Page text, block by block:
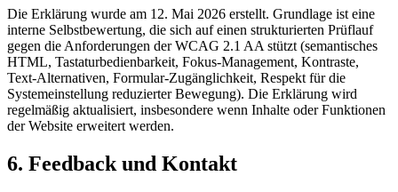
Die Erklärung wurde am 12. Mai 2026 erstellt. Grundlage ist eine
interne Selbstbewertung, die sich auf einen strukturierten Prüflauf
gegen die Anforderungen der WCAG 2.1 AA stützt (semantisches
HTML, Tastaturbedienbarkeit, Fokus-Management, Kontraste,
Text-Alternativen, Formular-Zugänglichkeit, Respekt für die
Systemeinstellung reduzierter Bewegung). Die Erklärung wird
regelmäßig aktualisiert, insbesondere wenn Inhalte oder Funktionen
der Website erweitert werden.
6. Feedback und Kontakt